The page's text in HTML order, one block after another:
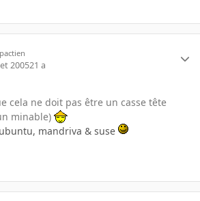
200521 a
cela ne doit pas être un casse tête
minable)
mandriva & suse